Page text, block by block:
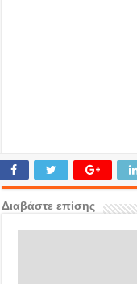
Διαβάστε επίσης